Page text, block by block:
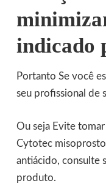
indicado
Portanto Se você
seu profissional de
Ou seja Evite
Cytotec
antiácido, consulte
produto.